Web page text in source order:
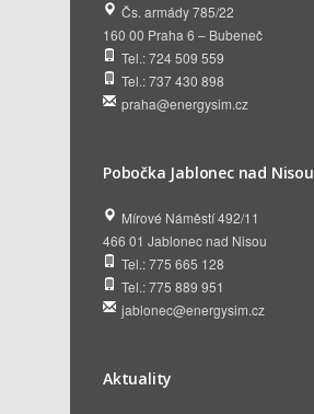
Čs. armády 785/22
160 00 Praha 6 – Bubeneč
Tel.: 724 509 559
Tel.: 737 430 898
praha@energysim.cz
Pobočka Jablonec nad Nisou
Mírové Náměstí 492/11
466 01 Jablonec nad Nisou
Tel.: 775 665 128
Tel.: 775 889 951
jablonec@energysim.cz
Aktuality